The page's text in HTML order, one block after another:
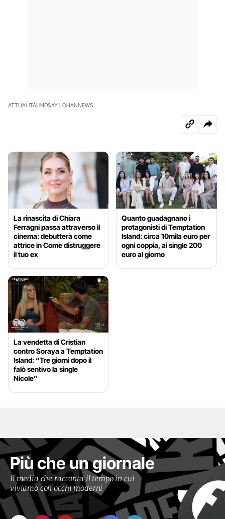
ATTUALITÀLINDSAY LOHANNEWS
La rinascita di Chiara
Ferragni passa attraverso il
cinema: debutterà come
attrice in Come distruggere
il tuo ex
Quanto guadagnano i
protagonisti di Temptation
Island: circa 10mila euro per
ogni coppia, ai single 200
euro al giorno
La vendetta di Cristian
contro Soraya a Temptation
Island: “Tre giorni dopo il
falò sentivo la single
Nicole”
Più che un giornale
Il media che racconta il tempo in cui
viviamo con occhi moderni